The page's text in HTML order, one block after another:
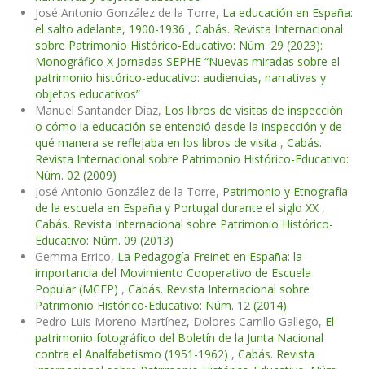
José Antonio González de la Torre, La educación en España:
el salto adelante, 1900-1936 , Cabás. Revista Internacional
sobre Patrimonio Histórico-Educativo: Núm. 29 (2023):
Monográfico X Jornadas SEPHE “Nuevas miradas sobre el
patrimonio histórico-educativo: audiencias, narrativas y
objetos educativos”
Manuel Santander Díaz, Los libros de visitas de inspección
o cómo la educación se entendió desde la inspección y de
qué manera se reflejaba en los libros de visita , Cabás.
Revista Internacional sobre Patrimonio Histórico-Educativo:
Núm. 02 (2009)
José Antonio González de la Torre, Patrimonio y Etnografía
de la escuela en España y Portugal durante el siglo XX ,
Cabás. Revista Internacional sobre Patrimonio Histórico-
Educativo: Núm. 09 (2013)
Gemma Errico, La Pedagogía Freinet en España: la
importancia del Movimiento Cooperativo de Escuela
Popular (MCEP) , Cabás. Revista Internacional sobre
Patrimonio Histórico-Educativo: Núm. 12 (2014)
Pedro Luis Moreno Martínez, Dolores Carrillo Gallego, El
patrimonio fotográfico del Boletín de la Junta Nacional
contra el Analfabetismo (1951-1962) , Cabás. Revista